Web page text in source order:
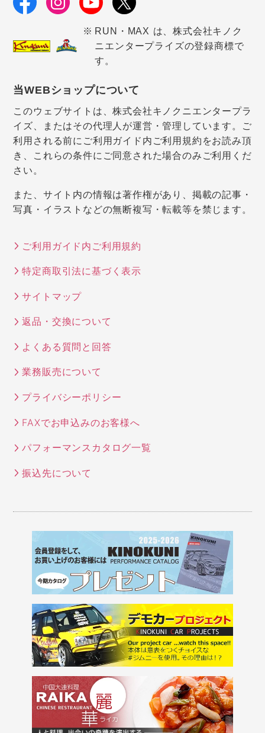
RUN・MAX は、株式会社キノク
ニエンタープライズの登録商標で
す。
当WEBショップについて
このウェブサイトは、株式会社キノクニエンタープラ
イズ、またはその代理人が運営・管理しています。ご
利用される前にご利用ガイド内ご利用規約をお読み頂
き、これらの条件にご同意された場合のみご利用くだ
さい。
また、サイト内の情報は著作権があり、掲載の記事・
写真・イラストなどの無断複写・転載等を禁じます。
ご利用ガイド内ご利用規約
特定商取引法に基づく表示
サイトマップ
返品・交換について
よくある質問と回答
業務販売について
プライバシーポリシー
FAXでお申込みのお客様へ
パフォーマンスカタログ一覧
振込先について